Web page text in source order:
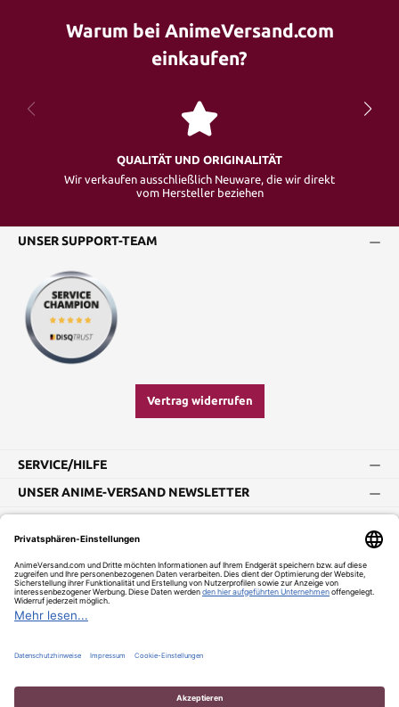
Warum bei AnimeVersand.com
einkaufen?
QUALITÄT UND ORIGINALITÄT
Wir verkaufen ausschließlich Neuware, die wir direkt
vom Hersteller beziehen
UNSER SUPPORT-TEAM
Vertrag widerrufen
SERVICE/HILFE
UNSER ANIME-VERSAND NEWSLETTER
Impressum
Nachnahmegebühren, wenn nicht anders angegeben.